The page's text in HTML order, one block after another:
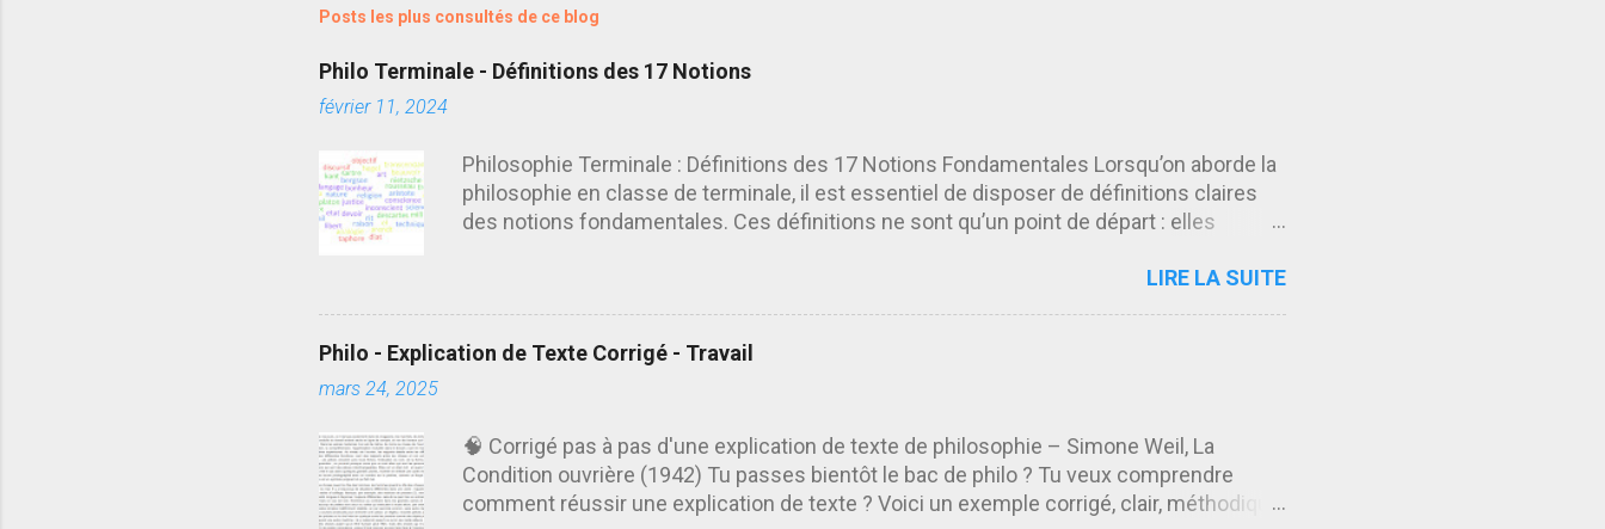
m
e
n
t
a
i
r
Posts les plus consultés de ce blog
Philo Terminale - Définitions des 17 Notions
février 11, 2024
Philosophie Terminale : Définitions des 17 Notions Fondamentales Lorsqu’on aborde la
philosophie en classe de terminale, il est essentiel de disposer de définitions claires
des notions fondamentales. Ces définitions ne sont qu’un point de départ : elles
dans le cadre d’une dissertation. Voici un tour d’horizon des 17 notions clés du
programme de philosophie terminale. 1. 🎨 L’Art L’art est une activité humaine qui
imitation de la nature, mais peut aussi être une expression de l’esprit et une
abordé sous des perspectives morales, psychologiques ou métaphysiques. 3. 🧠 La
Conscience La conscience est la connaissance qu’a chaque sujet,...
LIRE LA SUITE
Philo - Explication de Texte Corrigé - Travail
mars 24, 2025
🧠 Corrigé pas à pas d'une explication de texte de philosophie – Simone Weil, La
Condition ouvrière (1942) Tu passes bientôt le bac de philo ? Tu veux comprendre
comment réussir une explication de texte ? Voici un exemple corrigé, clair, méthodique